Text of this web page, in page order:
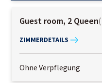
Guest room, 2 Queen(
ZIMMERDETAILS
Ohne Verpflegung